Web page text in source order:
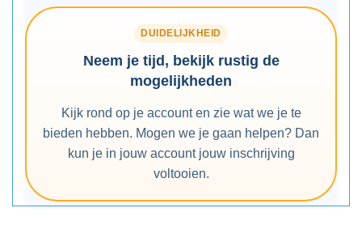
DUIDELIJKHEID
Neem je tijd, bekijk rustig de
mogelijkheden
Kijk rond op je account en zie wat we je te
bieden hebben. Mogen we je gaan helpen? Dan
kun je in jouw account jouw inschrijving
voltooien.